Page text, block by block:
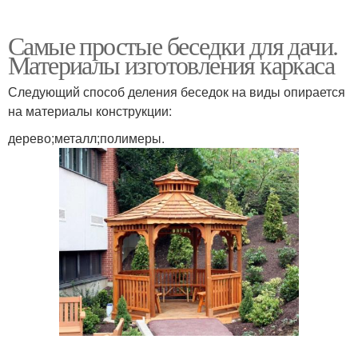
Самые простые беседки для дачи.
Материалы изготовления каркаса
Следующий способ деления беседок на виды опирается
на материалы конструкции:
дерево;металл;полимеры.